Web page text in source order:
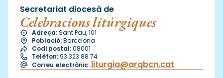
Secretariat diocesà de
Celebracions litúrgiques
Adreça:Sant Pau, 101
Població:Barcelona
Codi postal:08001
Telèfon: 93 323 88 74
Correu electrònic: liturgia@arqbcn.cat